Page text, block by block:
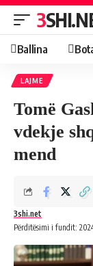
Ballina
LAJME
Tomë
vdekje
mend
Përditësimi i fundit:
3shi.net